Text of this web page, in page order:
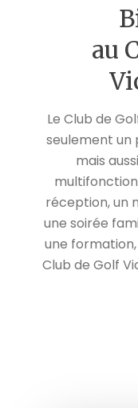
au
Le Club de
seulement un
mais
réception, un
une soirée
une
Club de Golf